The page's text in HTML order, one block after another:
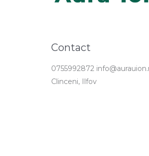
Contact
0755992872
Clinceni, Ilfov